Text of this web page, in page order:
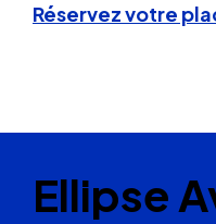
Réservez votre
Ellipse